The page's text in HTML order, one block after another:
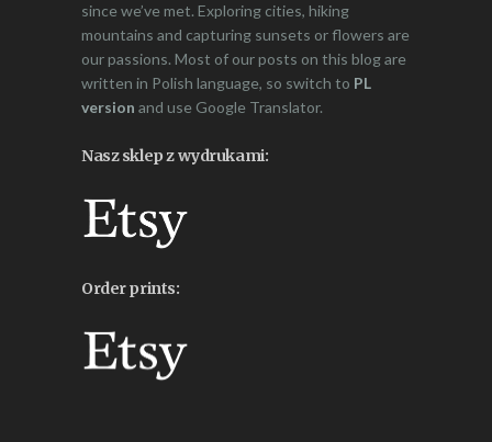
since we’ve met. Exploring cities, hiking
mountains and capturing sunsets or flowers are
our passions. Most of our posts on this blog are
written in Polish language, so switch to PL
version and use Google Translator.
Nasz sklep z wydrukami:
Order prints: